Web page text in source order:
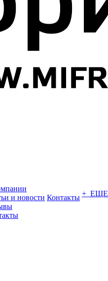
и новости Контакты + ЕЩЕ